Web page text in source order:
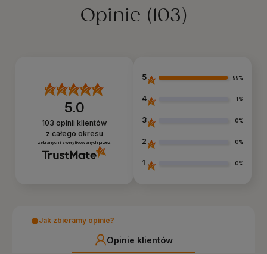
Opinie (103)
5.0
103 opinii klientów
z całego okresu
zebranych i zweryfikowanych przez
5 99%
4 1%
3 0%
2 0%
1 0%
Jak zbieramy opinie?
Opinie klientów